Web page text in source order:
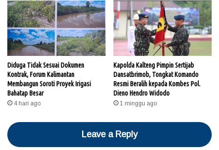
Diduga Tidak Sesuai Dokumen
Kontrak, Forum Kalimantan
Membangun Soroti Proyek Irigasi
Bahatap Besar
4 hari ago
Kapolda Kalteng Pimpin Sertijab
Dansatbrimob, Tongkat Komando
Resmi Beralih kepada Kombes Pol.
Dieno Hendro Widodo
1 minggu ago
Leave a Reply